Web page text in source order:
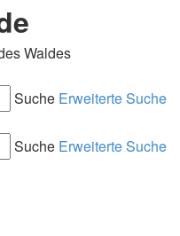
Waldes
Suche Erweiterte Suche
Suche Erweiterte Suche